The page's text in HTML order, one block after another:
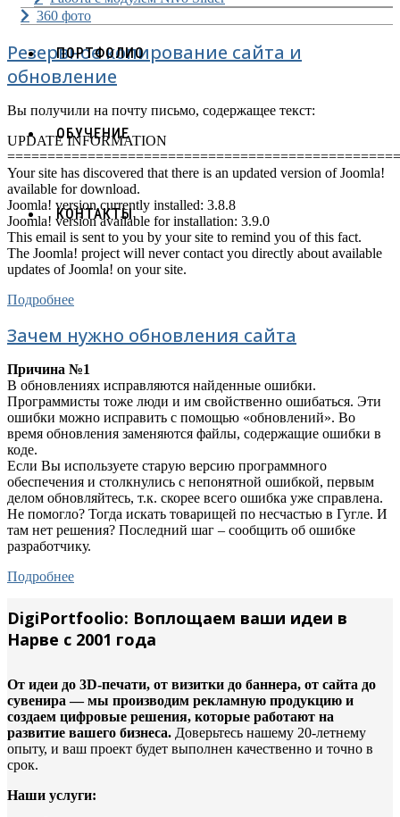
ПОРТФОЛИО
ОБУЧЕНИЕ
КОНТАКТЫ
360 фото
Резервное копирование сайта и
обновление
Вы получили на почту письмо, содержащее текст:
UPDATE INFORMATION
Your site has discovered that there is an updated version of Joomla!
available for download.
Joomla! version currently installed: 3.8.8
Joomla! version available for installation: 3.9.0
This email is sent to you by your site to remind you of this fact.
The Joomla! project will never contact you directly about available
updates of Joomla! on your site.
Подробнее
Зачем нужно обновления сайта
Причина №1
В обновлениях исправляются найденные ошибки.
Программисты тоже люди и им свойственно ошибаться. Эти
ошибки можно исправить с помощью «обновлений». Во
время обновления заменяются файлы, содержащие ошибки в
коде.
Если Вы используете старую версию программного
обеспечения и столкнулись с непонятной ошибкой, первым
делом обновляйтесь, т.к. скорее всего ошибка уже справлена.
Не помогло? Тогда искать товарищей по несчастью в Гугле. И
там нет решения? Последний шаг – сообщить об ошибке
разработчику.
Подробнее
DigiPortfoolio: Воплощаем ваши идеи в
Нарве с 2001 года
От идеи до 3D-печати, от визитки до баннера, от сайта до
сувенира — мы производим рекламную продукцию и
создаем цифровые решения, которые работают на
развитие вашего бизнеса. Доверьтесь нашему 20-летнему
опыту, и ваш проект будет выполнен качественно и точно в
срок.
Наши услуги: